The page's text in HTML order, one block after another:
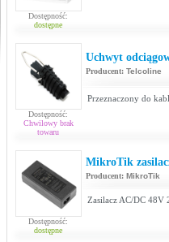
Dostępność:
dostępne
Dostępność:
Chwilowy brak
towaru
Uchwyt
Producent: Telcoline
Przeznaczony do
Dostępność:
dostępne
MikroTik
Producent: MikroTik
Zasilacz AC/DC 48V